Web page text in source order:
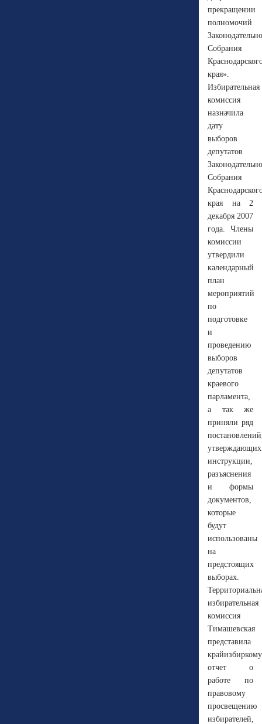
прекращении
полномочий
Собрания
края».
Избирательная
комиссия
назначила
дату
выборов
депутатов
Собрания
края на 2
декабря 2007
года. Члены
комиссии
утвердили
календарный
план
мероприятий
по
подготовке
и
проведению
выборов
депутатов
краевого
парламента,
а так же
приняли ряд
утверждающих
инструкции,
разъяснения
и формы
документов,
которые
будут
использованы
на
предстоящих
выборах.
избирательная
комиссия
Тимашевская
представила
крайизбиркому
отчет о
работе по
правовому
просвещению
избирателей,